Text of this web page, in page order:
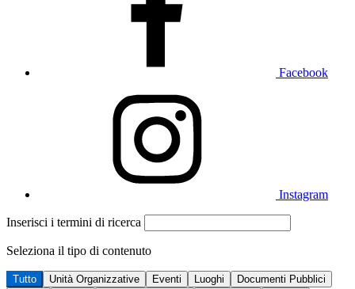
Facebook
Instagram
Inserisci i termini di ricerca
Seleziona il tipo di contenuto
Tutto Unità Organizzative Eventi Luoghi
Documenti Pubblici